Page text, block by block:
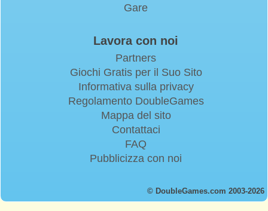
Gare
Lavora con noi
Partners
Giochi Gratis per il Suo Sito
Informativa sulla privacy
Regolamento DoubleGames
Mappa del sito
Contattaci
FAQ
Pubblicizza con noi
© DoubleGames.com 2003-2026